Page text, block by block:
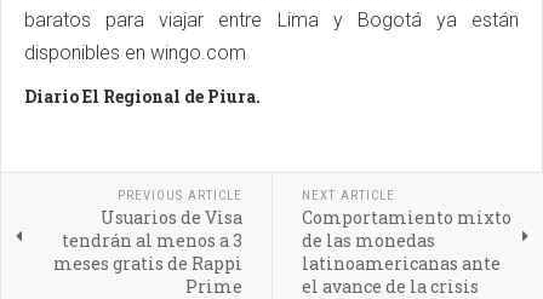
baratos para viajar entre Lima y Bogotá ya están
disponibles en wingo.com
Diario El Regional de Piura.
PREVIOUS ARTICLE
Usuarios de Visa
tendrán al menos a 3
meses gratis de Rappi
Prime
NEXT ARTICLE
Comportamiento mixto
de las monedas
latinoamericanas ante
el avance de la crisis